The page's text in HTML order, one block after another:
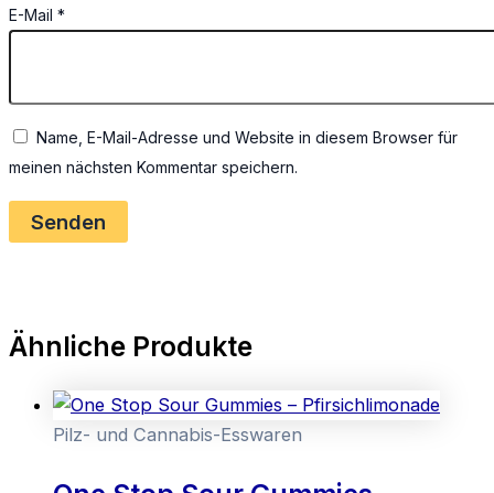
E-Mail *
Name, E-Mail-Adresse und Website in diesem Browser für
meinen nächsten Kommentar speichern.
Ähnliche Produkte
Pilz- und Cannabis-Esswaren